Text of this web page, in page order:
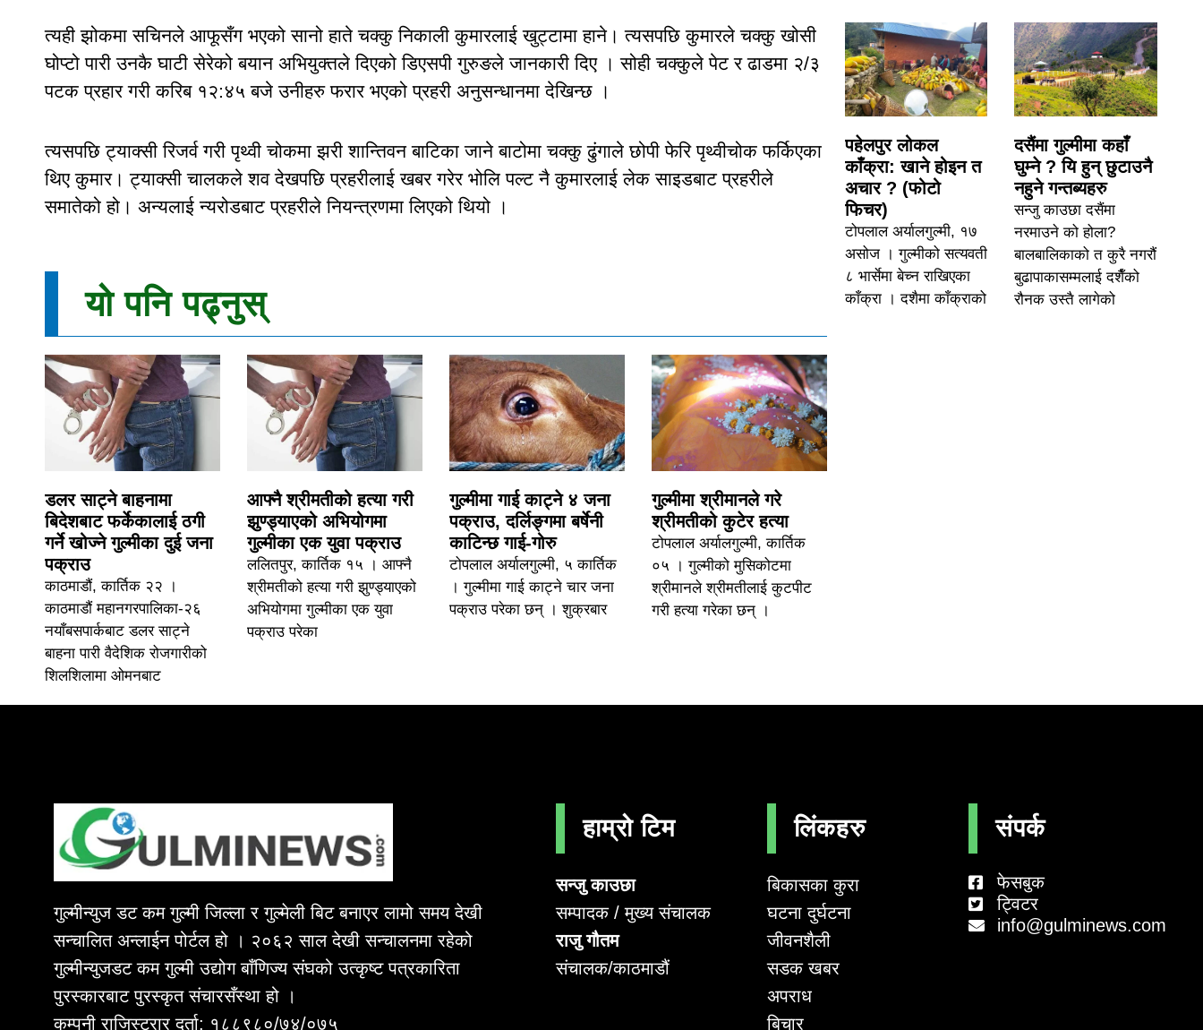
त्यही झोकमा सचिनले आफूसँग भएको सानो हाते चक्कु निकाली कुमारलाई खुट्टामा हाने। त्यसपछि कुमारले चक्कु खोसी
घोप्टो पारी उनकै घाटी सेरेको बयान अभियुक्तले दिएको डिएसपी गुरुङले जानकारी दिए । सोही चक्कुले पेट र ढाडमा २/३
पटक प्रहार गरी करिब १२:४५ बजे उनीहरु फरार भएको प्रहरी अनुसन्धानमा देखिन्छ ।
त्यसपछि ट्याक्सी रिजर्व गरी पृथ्वी चोकमा झरी शान्तिवन बाटिका जाने बाटोमा चक्कु ढुंगाले छोपी फेरि पृथ्वीचोक फर्किएका
थिए कुमार। ट्याक्सी चालकले शव देखपछि प्रहरीलाई खबर गरेर भोलि पल्ट नै कुमारलाई लेक साइडबाट प्रहरीले
समातेको हो। अन्यलाई न्यरोडबाट प्रहरीले नियन्त्रणमा लिएको थियो ।
यो पनि पढ्नुस्
डलर साट्ने बाहनामा
बिदेशबाट फर्केकालाई ठगी
गर्ने खोज्ने गुल्मीका दुई जना
पक्राउ
काठमाडौं, कार्तिक २२ ।
काठमाडौं महानगरपालिका-२६
नयाँबसपार्कबाट डलर साट्ने
बाहना पारी वैदेशिक रोजगारीको
शिलशिलामा ओमनबाट
आफ्नै श्रीमतीको हत्या गरी
झुण्ड्याएको अभियोगमा
गुल्मीका एक युवा पक्राउ
ललितपुर, कार्तिक १५ । आफ्नै
श्रीमतीको हत्या गरी झुण्ड्याएको
अभियोगमा गुल्मीका एक युवा
पक्राउ परेका
गुल्मीमा गाई काट्ने ४ जना
पक्राउ, दर्लिङ्गमा बर्षेनी
काटिन्छ गाई-गोरु
टोपलाल अर्यालगुल्मी, ५ कार्तिक
। गुल्मीमा गाई काट्ने चार जना
पक्राउ परेका छन् । शुक्रबार
गुल्मीमा श्रीमानले गरे
श्रीमतीको कुटेर हत्या
टोपलाल अर्यालगुल्मी, कार्तिक
०५ । गुल्मीको मुसिकोटमा
श्रीमानले श्रीमतीलाई कुटपीट
गरी हत्या गरेका छन् ।
पहेलपुर लोकल
काँक्रा: खाने होइन त
अचार ? (फोटो
फिचर)
टोपलाल अर्यालगुल्मी, १७
असोज । गुल्मीको सत्यवती
८ भार्सेमा बेच्न राखिएका
काँक्रा । दशैमा काँक्राको
दसैंमा गुल्मीमा कहाँ
घुम्ने ? यि हुन् छुटाउनै
नहुने गन्तब्यहरु
सन्जु काउछा दसैंमा
नरमाउने को होला?
बालबालिकाको त कुरै नगरौं
बुढापाकासम्मलाई दशैँको
रौनक उस्तै लागेको
गुल्मीन्युज डट कम गुल्मी जिल्ला र गुल्मेली बिट बनाएर लामो समय देखी
सन्चालित अन्लाईन पोर्टल हो । २०६२ साल देखी सन्चालनमा रहेको
गुल्मीन्युजडट कम गुल्मी उद्योग बाँणिज्य संघको उत्कृष्ट पत्रकारिता
पुरस्कारबाट पुरस्कृत संचारसँस्था हो ।
कम्पनी राजिस्ट्रार दर्ता: १८८९८०/७४/०७५
हाम्रो टिम
सन्जु काउछा
सम्पादक / मुख्य संचालक
राजु गौतम
संचालक/काठमाडौं
लिंकहरु
बिकासका कुरा
घटना दुर्घटना
जीवनशैली
सडक खबर
अपराध
बिचार
संपर्क
फेसबुक
ट्विटर
info@gulminews.com